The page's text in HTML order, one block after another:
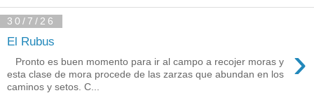
30/7/26
El Rubus ›
Pronto es buen momento para ir al campo a recojer moras y
esta clase de mora procede de las zarzas que abundan en los
caminos y setos. C...